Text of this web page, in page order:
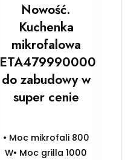
Nowość.
Kuchenka
mikrofalowa
ETA479990000
do zabudowy w
super cenie
• Moc mikrofali 800
W• Moc grilla 1000